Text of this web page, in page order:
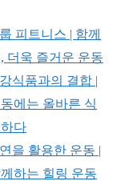
피트니스 | 함께
더욱 즐거운 운동
식품과의 결합 |
에는 올바른 식
다
을 활용한 운동 |
하는 힐링 운동